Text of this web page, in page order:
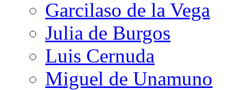
Garcilaso de la Vega
Julia de Burgos
Luis Cernuda
Miguel de Unamuno